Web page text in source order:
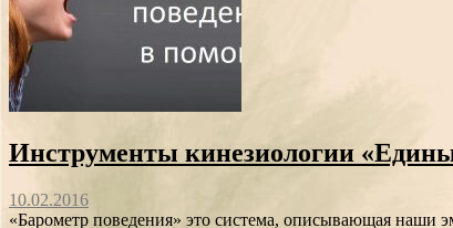
Инструменты кинезиологии
10.02.2016
«Барометр поведения» это система, описывающая наши